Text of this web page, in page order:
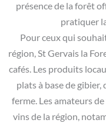
présence de la forêt
pratiquer
Pour ceux qui
région, St Gervais la
cafés. Les produits
plats à base de
ferme. Les amateurs
vins de la région,